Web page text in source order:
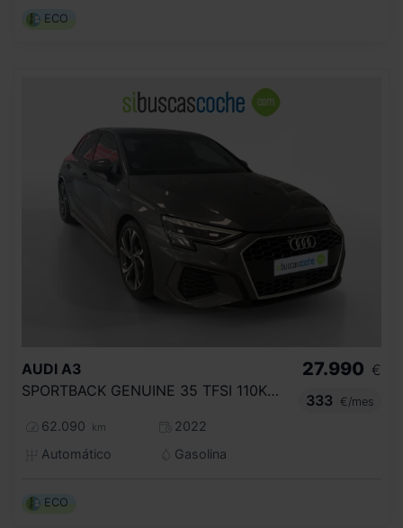
ECO
AUDI A3
SPORTBACK GENUINE 35 TFSI 110KW S TRONIC
62.090 km
2022
Automático
Gasolina
27.990 €
333
€/mes
ECO